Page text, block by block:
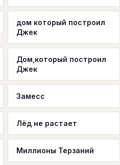
дом который построил
Джек
Дом,который построил
Джек
Замесс
Лёд не растает
Миллионы Терзаний